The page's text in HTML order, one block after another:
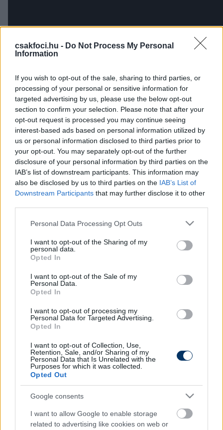
csakfoci.hu - Do Not Process My Personal
Information
If you wish to opt-out of the sale, sharing to third parties, or
processing of your personal or sensitive information for
targeted advertising by us, please use the below opt-out
section to confirm your selection. Please note that after your
opt-out request is processed you may continue seeing
interest-based ads based on personal information utilized by
us or personal information disclosed to third parties prior to
your opt-out. You may separately opt-out of the further
disclosure of your personal information by third parties on the
IAB’s list of downstream participants. This information may
also be disclosed by us to third parties on the IAB’s List of
Downstream Participants that may further disclose it to other
Please note that this website/app uses one or more Google
not limited to your visit or usage behaviour. You may click to
grant or deny consent to Google and its third-party tags to
use your data for below specified purposes in below Google
consent section.
Personal Data Processing Opt Outs
I want to opt-out of the Sharing of my
personal data.
Opted In
I want to opt-out of the Sale of my
Personal Data.
Opted In
I want to opt-out of processing my
Personal Data for Targeted Advertising.
Opted In
I want to opt-out of Collection, Use,
Retention, Sale, and/or Sharing of my
Personal Data that Is Unrelated with the
Purposes for which it was collected.
Opted Out
Google consents
I want to allow Google to enable storage
related to advertising like cookies on web or
Itt állíthatod be, hogy a Csakfoci az elsők
között legyen a Google-találatokban
Tetszett a cikk? Megosztanád?
Link másolása Email küldés
VALLADOLID
Autópiac
Yamaha R9 Yamaha Nmax